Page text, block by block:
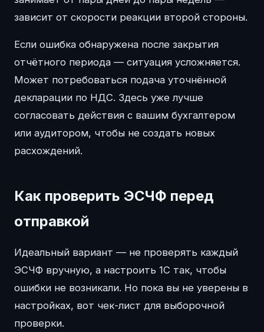
зависит от скорости реакции второй стороны.
Если ошибка обнаружена после закрытия
отчётного периода — ситуация усложняется.
Может потребоваться подача уточнённой
декларации по НДС. Здесь уже лучше
согласовать действия с вашим бухгалтером
или аудитором, чтобы не создать новых
расхождений.
Как проверить ЭСЧФ перед
отправкой
Идеальный вариант — не проверять каждый
ЭСЧФ вручную, а настроить 1С так, чтобы
ошибки не возникали. Но пока вы не уверены в
настройках, вот чек-лист для выборочной
проверки.